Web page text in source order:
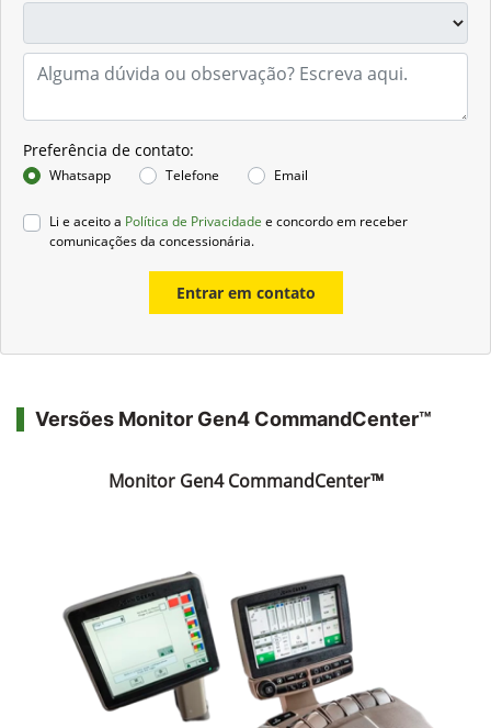
Preferência de contato:
Whatsapp Telefone Email
Li e aceito a Política de Privacidade e concordo em receber
comunicações da concessionária.
Entrar em contato
Versões Monitor Gen4 CommandCenter™
Monitor Gen4 CommandCenter™